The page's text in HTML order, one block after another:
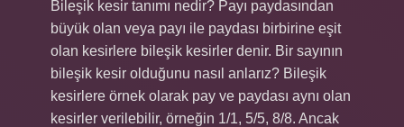
Bileşik kesir tanımı nedir? Payı paydasından
büyük olan veya payı ile paydası birbirine eşit
olan kesirlere bileşik kesirler denir. Bir sayının
bileşik kesir olduğunu nasıl anlarız? Bileşik
kesirlere örnek olarak pay ve paydası aynı olan
kesirler verilebilir, örneğin 1/1, 5/5, 8/8. Ancak